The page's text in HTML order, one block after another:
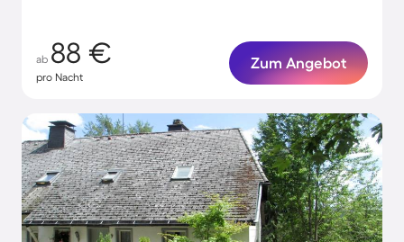
ab 88 €
pro Nacht
Zum Angebot